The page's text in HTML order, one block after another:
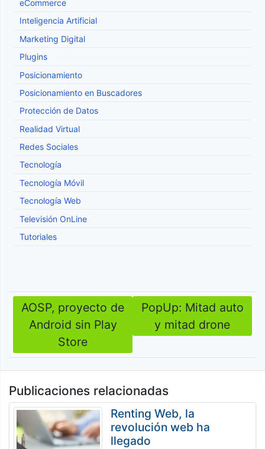
eCommerce
Inteligencia Artificial
Marketing Digital
Plugins
Posicionamiento
Posicionamiento en Buscadores
Protección de Datos
Realidad Virtual
Redes Sociales
Tecnología
Tecnología Móvil
Tecnología Web
Televisión OnLine
Tutoriales
Navegación
entradas
AOSP, proyecto de
Android sin Play
Store
PopUp: Mitad auto
y mitad drone
Publicaciones relacionadas
Renting Web, la
revolución web ha
llegado